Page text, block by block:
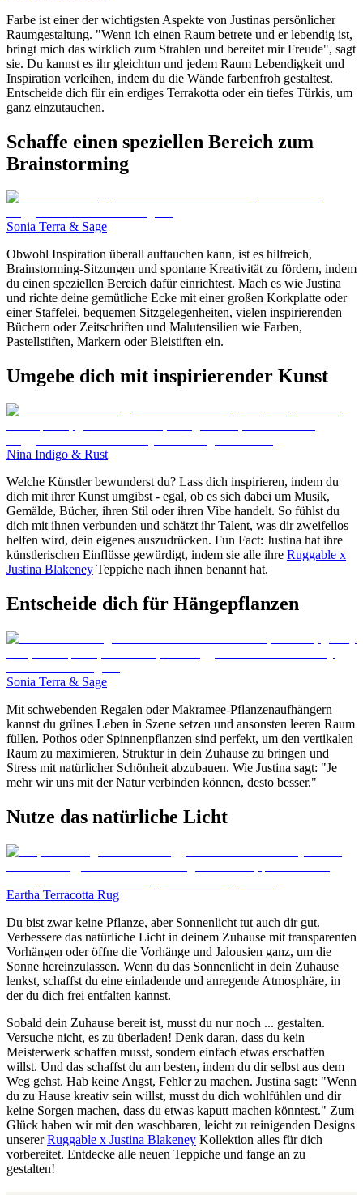
Farbe ist einer der wichtigsten Aspekte von Justinas persönlicher
Raumgestaltung. "Wenn ich einen Raum betrete und er lebendig ist,
bringt mich das wirklich zum Strahlen und bereitet mir Freude", sagt
sie. Du kannst es ihr gleichtun und jedem Raum Lebendigkeit und
Inspiration verleihen, indem du die Wände farbenfroh gestaltest.
Entscheide dich für ein erdiges Terrakotta oder ein tiefes Türkis, um
ganz einzutauchen.
Schaffe einen speziellen Bereich zum
Brainstorming
Sonia Terra & Sage
Obwohl Inspiration überall auftauchen kann, ist es hilfreich,
Brainstorming-Sitzungen und spontane Kreativität zu fördern, indem
du einen speziellen Bereich dafür einrichtest. Mach es wie Justina
und richte deine gemütliche Ecke mit einer großen Korkplatte oder
einer Staffelei, bequemen Sitzgelegenheiten, vielen inspirierenden
Büchern oder Zeitschriften und Malutensilien wie Farben,
Pastellstiften, Markern oder Bleistiften ein.
Umgebe dich mit inspirierender Kunst
Nina Indigo & Rust
Welche Künstler bewunderst du? Lass dich inspirieren, indem du
dich mit ihrer Kunst umgibst - egal, ob es sich dabei um Musik,
Gemälde, Bücher, ihren Stil oder ihren Vibe handelt. So fühlst du
dich mit ihnen verbunden und schätzt ihr Talent, was dir zweifellos
helfen wird, dein eigenes auszudrücken. Fun Fact: Justina hat ihre
künstlerischen Einflüsse gewürdigt, indem sie alle ihre Ruggable x
Justina Blakeney Teppiche nach ihnen benannt hat.
Entscheide dich für Hängepflanzen
Sonia Terra & Sage
Mit schwebenden Regalen oder Makramee-Pflanzenaufhängern
kannst du grünes Leben in Szene setzen und ansonsten leeren Raum
füllen. Pothos oder Spinnenpflanzen sind perfekt, um den vertikalen
Raum zu maximieren, Struktur in dein Zuhause zu bringen und
Stress mit natürlicher Schönheit abzubauen. Wie Justina sagt: "Je
mehr wir uns mit der Natur verbinden können, desto besser."
Nutze das natürliche Licht
Eartha Terracotta Rug
Du bist zwar keine Pflanze, aber Sonnenlicht tut auch dir gut.
Verbessere das natürliche Licht in deinem Zuhause mit transparenten
Vorhängen oder öffne die Vorhänge und Jalousien ganz, um die
Sonne hereinzulassen. Wenn du das Sonnenlicht in dein Zuhause
lenkst, schaffst du eine einladende und anregende Atmosphäre, in
der du dich frei entfalten kannst.
Sobald dein Zuhause bereit ist, musst du nur noch ... gestalten.
Versuche nicht, es zu überladen! Denk daran, dass du kein
Meisterwerk schaffen musst, sondern einfach etwas erschaffen
willst. Und das schaffst du am besten, indem du dir selbst aus dem
Weg gehst. Hab keine Angst, Fehler zu machen. Justina sagt: "Wenn
du zu Hause kreativ sein willst, musst du dich wohlfühlen und dir
keine Sorgen machen, dass du etwas kaputt machen könntest." Zum
Glück haben wir mit den waschbaren, leicht zu reinigenden Designs
unsererRuggable x Justina Blakeney Kollektion alles für dich
vorbereitet. Entdecke alle neuen Teppiche und fange an zu
gestalten!